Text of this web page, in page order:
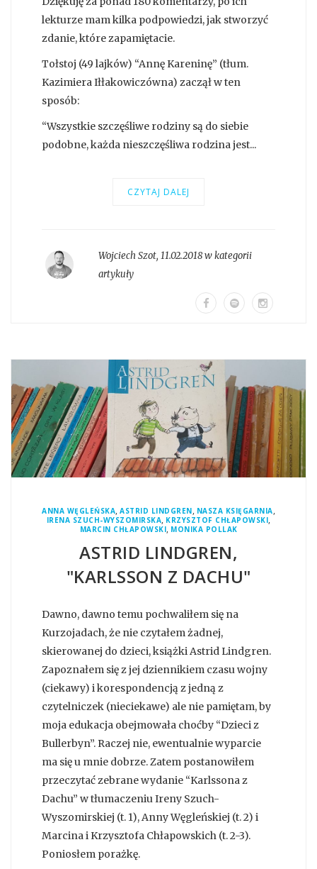
lekturze mam kilka podpowiedzi, jak stworzyć
zdanie, które zapamiętacie.
Tołstoj (49 lajków) “Annę Kareninę” (tłum.
Kazimiera Iłłakowiczówna) zaczął w ten
sposób:
“Wszystkie szczęśliwe rodziny są do siebie
podobne, każda nieszczęśliwa rodzina jest...
CZYTAJ DALEJ
Wojciech Szot, 11.02.2018 w kategorii
artykuły
ANNA WĘGLEŃSKA,ASTRID LINDGREN, NASZA KSIĘGARNIA,
IRENA SZUCH-WYSZOMIRSKA, KRZYSZTOF CHŁAPOWSKI,
MARCIN CHŁAPOWSKI, MONIKA POLLAK
ASTRID LINDGREN,
"KARLSSON Z DACHU"
Dawno, dawno temu pochwaliłem się na
Kurzojadach, że nie czytałem żadnej,
skierowanej do dzieci, książki Astrid Lindgren.
Zapoznałem się z jej dziennikiem czasu wojny
(ciekawy) i korespondencją z jedną z
czytelniczek (nieciekawe) ale nie pamiętam, by
moja edukacja obejmowała choćby “Dzieci z
Bullerbyn”. Raczej nie, ewentualnie wyparcie
ma się u mnie dobrze. Zatem postanowiłem
przeczytać zebrane wydanie “Karlssona z
Dachu” w tłumaczeniu Ireny Szuch-
Wyszomirskiej (t. 1), Anny Węgleńskiej (t. 2) i
Marcina i Krzysztofa Chłapowskich (t. 2-3).
Poniosłem porażkę.